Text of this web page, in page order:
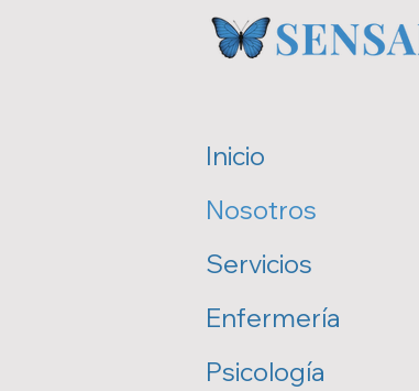
Inicio
Nosotros
Servicios
Enfermería
Psicología